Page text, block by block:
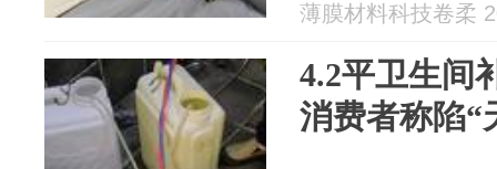
薄膜材料科技卷柔
4.2平卫生间
消费者称陷“